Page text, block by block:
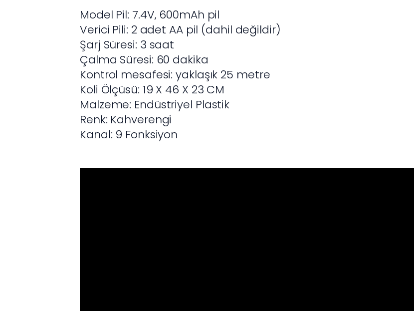
Model Pil: 7.4V, 600mAh pil
Verici Pili: 2 adet AA pil (dahil değildir)
Şarj Süresi: 3 saat
Çalma Süresi: 60 dakika
Kontrol mesafesi: yaklaşık 25 metre
Koli Ölçüsü: 19 X 46 X 23 CM
Malzeme: Endüstriyel Plastik
Renk: Kahverengi
Kanal: 9 Fonksiyon